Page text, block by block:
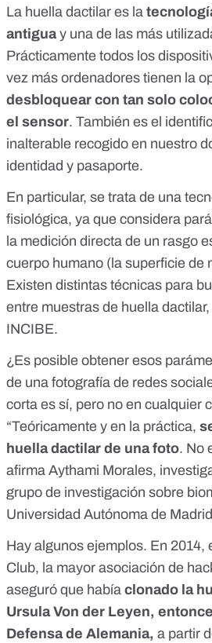
La huella dactilar es la
antigua y una de las más
Prácticamente todos los
vez más ordenadores tienen la
desbloquear con tan solo
el sensor. También es el
inalterable recogido en nuestro
identidad y pasaporte.
En particular, se trata de una
fisiológica, ya que considera
la medición directa de un rasgo
cuerpo humano (la superficie de
Existen distintas técnicas para
entre muestras de huella dactilar,
INCIBE.
¿Es posible obtener esos
de una fotografía de redes
corta es sí, pero no en cualquier
“Teóricamente y en la práctica,
huella dactilar de una foto. No
afirma Aythami Morales,
grupo de investigación sobre
Universidad Autónoma de
Hay algunos ejemplos. En 2014,
Club, la mayor asociación de
aseguró que había clonado la
Ursula Von der Leyen,
Defensa de Alemania, a partir